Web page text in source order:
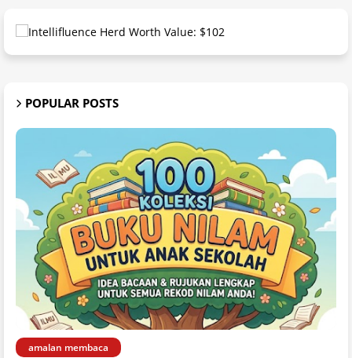
POPULAR POSTS
amalan membaca